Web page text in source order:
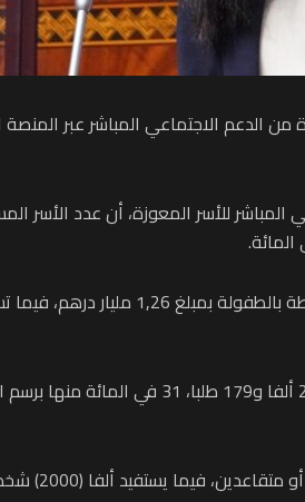
فتاح،أمس الاثنين، بأنه تم تسجيل 4,6 ملايين طلب للاستفادة من الدعم